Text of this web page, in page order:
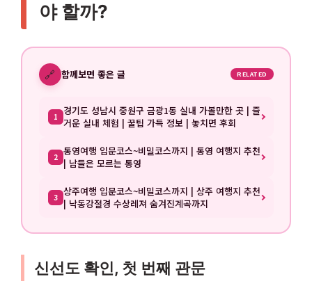
야 할까?
🔗 함께보면 좋은 글 RELATED
1 경기도 성남시 중원구 금광1동 실내 가볼만한 곳 | 즐
거운 실내 체험 | 꿀팁 가득 정보 | 놓치면 후회
2 통영여행 입문코스~비밀코스까지 | 통영 여행지 추천
| 남들은 모르는 통영
3 상주여행 입문코스~비밀코스까지 | 상주 여행지 추천
| 낙동강절경 수상레져 숨겨진계곡까지
신선도 확인, 첫 번째 관문